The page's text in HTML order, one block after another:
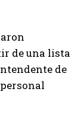
de una lista
de